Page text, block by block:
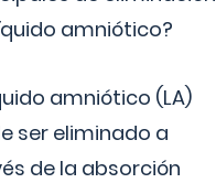
amniótico?
amniótico (LA)
ser eliminado a
de la absorción